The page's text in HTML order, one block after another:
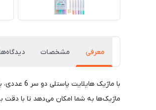
معرفی مشخصات
با
ماژیک‌ها به شما امکان می‌دهد تا با دقت